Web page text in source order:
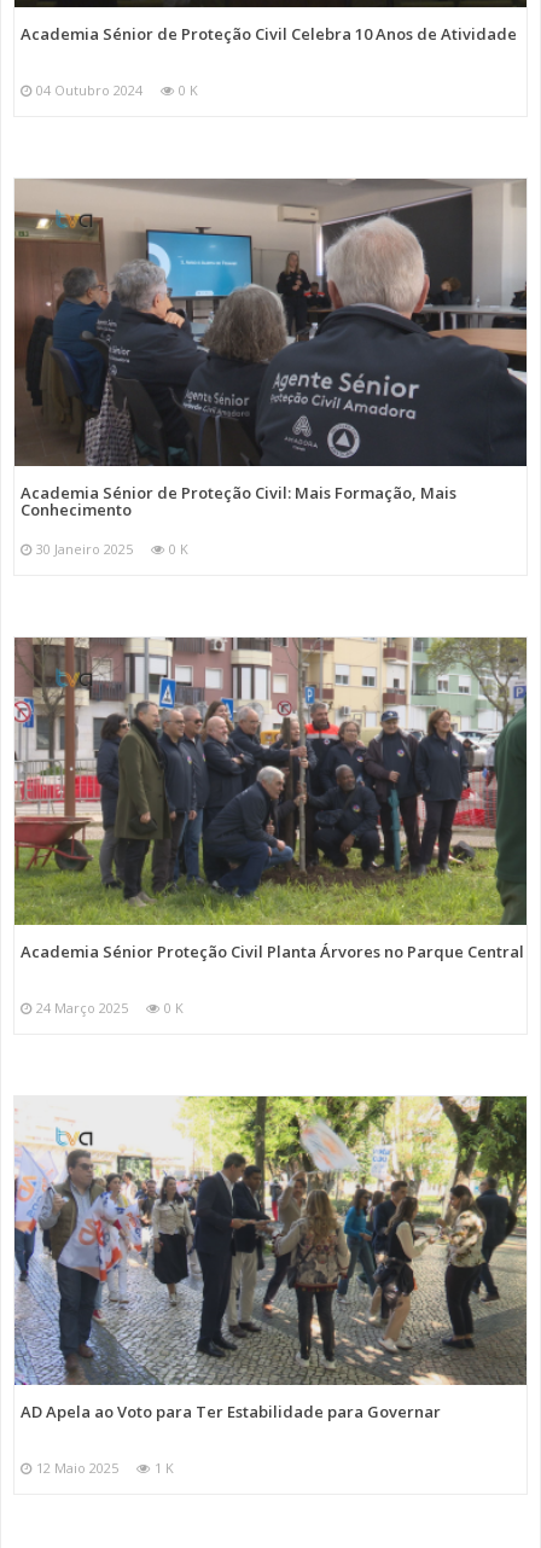
Academia Sénior de Proteção Civil Celebra 10 Anos de Atividade
04 Outubro 2024 0 K
Academia Sénior de Proteção Civil: Mais Formação, Mais
Conhecimento
30 Janeiro 2025 0 K
Academia Sénior Proteção Civil Planta Árvores no Parque Central
24 Março 2025 0 K
AD Apela ao Voto para Ter Estabilidade para Governar
12 Maio 2025 1 K